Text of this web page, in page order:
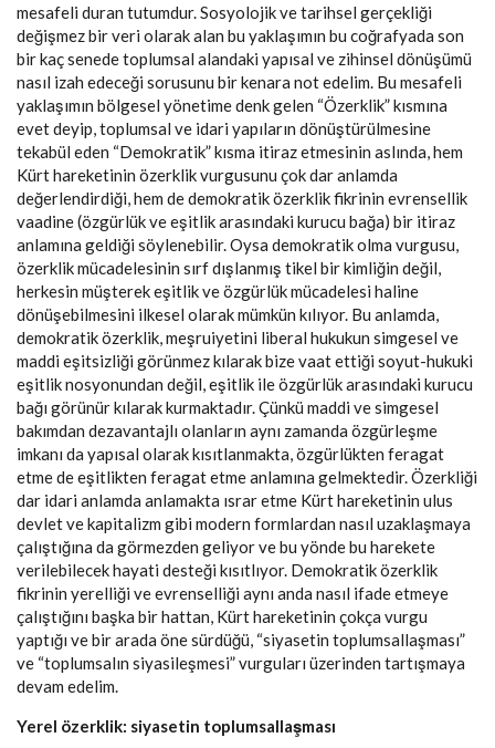
mesafeli duran tutumdur. Sosyolojik ve tarihsel gerçekliği
değişmez bir veri olarak alan bu yaklaşımın bu coğrafyada son
bir kaç senede toplumsal alandaki yapısal ve zihinsel dönüşümü
nasıl izah edeceği sorusunu bir kenara not edelim. Bu mesafeli
yaklaşımın bölgesel yönetime denk gelen “Özerklik” kısmına
evet deyip, toplumsal ve idari yapıların dönüştürülmesine
tekabül eden “Demokratik” kısma itiraz etmesinin aslında, hem
Kürt hareketinin özerklik vurgusunu çok dar anlamda
değerlendirdiği, hem de demokratik özerklik fikrinin evrensellik
vaadine (özgürlük ve eşitlik arasındaki kurucu bağa) bir itiraz
anlamına geldiği söylenebilir. Oysa demokratik olma vurgusu,
özerklik mücadelesinin sırf dışlanmış tikel bir kimliğin değil,
herkesin müşterek eşitlik ve özgürlük mücadelesi haline
dönüşebilmesini ilkesel olarak mümkün kılıyor. Bu anlamda,
demokratik özerklik, meşruiyetini liberal hukukun simgesel ve
maddi eşitsizliği görünmez kılarak bize vaat ettiği soyut-hukuki
eşitlik nosyonundan değil, eşitlik ile özgürlük arasındaki kurucu
bağı görünür kılarak kurmaktadır. Çünkü maddi ve simgesel
bakımdan dezavantajlı olanların aynı zamanda özgürleşme
imkanı da yapısal olarak kısıtlanmakta, özgürlükten feragat
etme de eşitlikten feragat etme anlamına gelmektedir. Özerkliği
dar idari anlamda anlamakta ısrar etme Kürt hareketinin ulus
devlet ve kapitalizm gibi modern formlardan nasıl uzaklaşmaya
çalıştığına da görmezden geliyor ve bu yönde bu harekete
verilebilecek hayati desteği kısıtlıyor. Demokratik özerklik
fikrinin yerelliği ve evrenselliği aynı anda nasıl ifade etmeye
çalıştığını başka bir hattan, Kürt hareketinin çokça vurgu
yaptığı ve bir arada öne sürdüğü, “siyasetin toplumsallaşması”
ve “toplumsalın siyasileşmesi” vurguları üzerinden tartışmaya
devam edelim.
Yerel özerklik: siyasetin toplumsallaşması